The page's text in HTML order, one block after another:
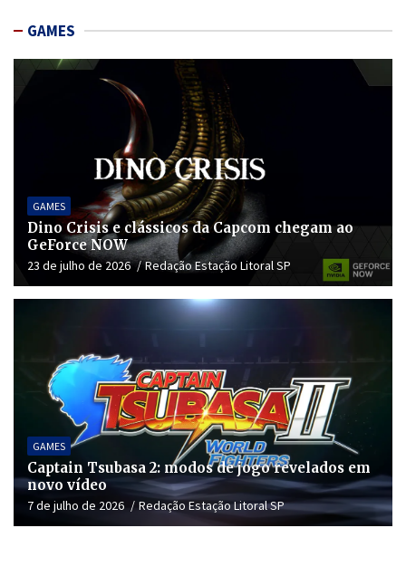
GAMES
GAMES
Dino Crisis e clássicos da Capcom chegam ao
GeForce NOW
23 de julho de 2026 Redação Estação Litoral SP
GAMES
Captain Tsubasa 2: modos de jogo revelados em
novo vídeo
7 de julho de 2026 Redação Estação Litoral SP